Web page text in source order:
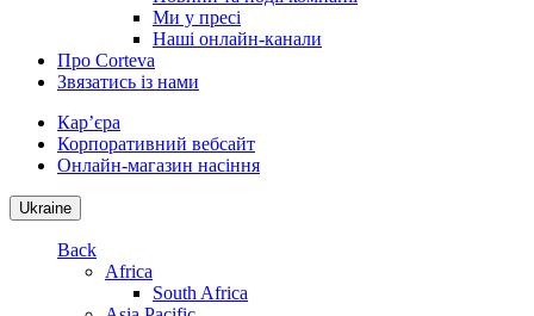
Ми у пресі
Наші онлайн-канали
Про Corteva
Звязатись із нами
Кар’єра
Корпоративний вебсайт
Онлайн-магазин насіння
Ukraine
Back
Africa
South Africa